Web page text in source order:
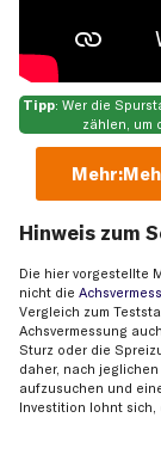
Tipp: Wer die
zählen, um
Mehr:
Hinweis zum
Die hier vorgestellte
nicht die
Vergleich zum
Achsvermessung
Sturz oder die
daher, nach
aufzusuchen und
Investition lohnt